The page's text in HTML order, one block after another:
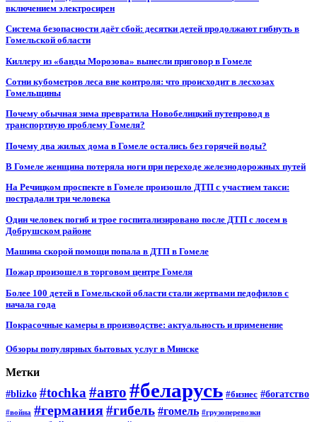
включением электросирен
Система безопасности даёт сбой: десятки детей продолжают гибнуть в
Гомельской области
Киллеру из «банды Морозова» вынесли приговор в Гомеле
Сотни кубометров леса вне контроля: что происходит в лесхозах
Гомельщины
Почему обычная зима превратила Новобелицкий путепровод в
транспортную проблему Гомеля?
Почему два жилых дома в Гомеле остались без горячей воды?
В Гомеле женщина потеряла ноги при переходе железнодорожных путей
На Речицком проспекте в Гомеле произошло ДТП с участием такси:
пострадали три человека
Один человек погиб и трое госпитализировано после ДТП с лосем в
Добрушском районе
Машина скорой помощи попала в ДТП в Гомеле
Пожар произошел в торговом центре Гомеля
Более 100 детей в Гомельской области стали жертвами педофилов с
начала года
Покрасочные камеры в производстве: актуальность и применение
Обзоры популярных бытовых услуг в Минске
Метки
#blizko #tochka #авто #беларусь #бизнес #богатство
#война #германия#гибель #гомель #грузоперевозки